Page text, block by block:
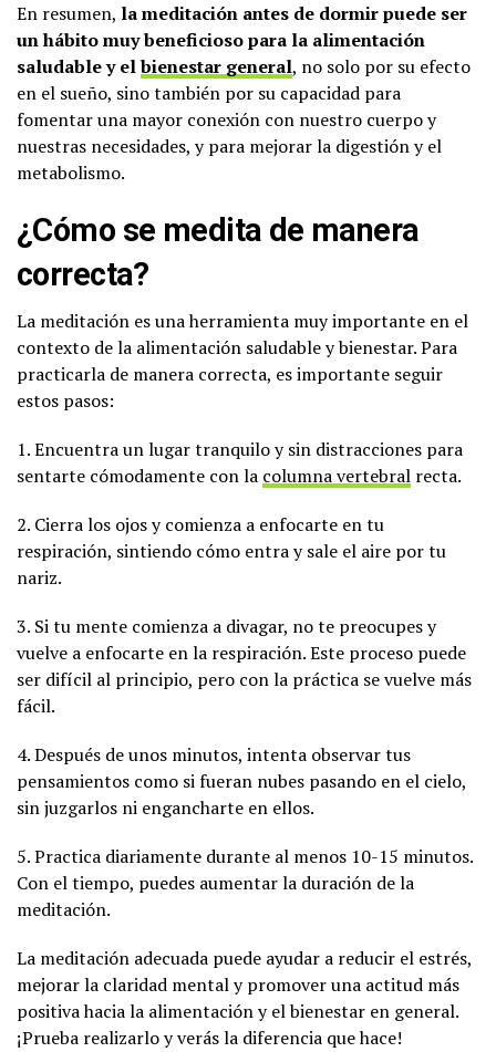
En resumen, la meditación antes de dormir puede ser
un hábito muy beneficioso para la alimentación
saludable y elbienestar general, no solo por su efecto
en el sueño, sino también por su capacidad para
fomentar una mayor conexión con nuestro cuerpo y
nuestras necesidades, y para mejorar la digestión y el
metabolismo.
¿Cómo se medita de manera
correcta?
La meditación es una herramienta muy importante en el
contexto de la alimentación saludable y bienestar. Para
practicarla de manera correcta, es importante seguir
estos pasos:
1. Encuentra un lugar tranquilo y sin distracciones para
sentarte cómodamente con la columna vertebral recta.
2. Cierra los ojos y comienza a enfocarte en tu
respiración, sintiendo cómo entra y sale el aire por tu
nariz.
3. Si tu mente comienza a divagar, no te preocupes y
vuelve a enfocarte en la respiración. Este proceso puede
ser difícil al principio, pero con la práctica se vuelve más
fácil.
4. Después de unos minutos, intenta observar tus
pensamientos como si fueran nubes pasando en el cielo,
sin juzgarlos ni engancharte en ellos.
5. Practica diariamente durante al menos 10-15 minutos.
Con el tiempo, puedes aumentar la duración de la
meditación.
La meditación adecuada puede ayudar a reducir el estrés,
mejorar la claridad mental y promover una actitud más
positiva hacia la alimentación y el bienestar en general.
¡Prueba realizarlo y verás la diferencia que hace!